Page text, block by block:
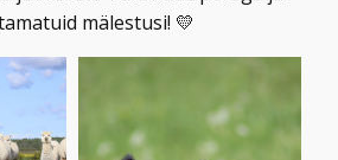
mälestusi! 💛